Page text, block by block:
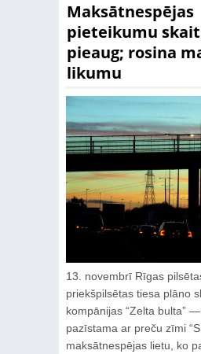
Maksātnespējas
pieteikumu
pieaug; rosina
likumu
13. novembrī Rīgas
priekšpilsētas tiesa plāno
kompānijas “Zelta bulta”
pazīstama ar preču zīmi
maksātnespējas lietu, ko